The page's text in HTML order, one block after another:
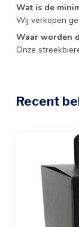
Wat is de
Wij verkopen
Waar worden
Onze
Recent